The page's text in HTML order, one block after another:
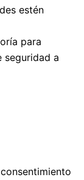
estén
para
seguridad a